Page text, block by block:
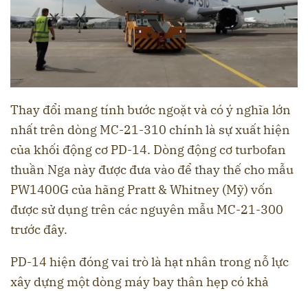
Thay đổi mang tính bước ngoặt và có ý nghĩa lớn
nhất trên dòng MC-21-310 chính là sự xuất hiện
của khối động cơ PD-14. Dòng động cơ turbofan
thuần Nga này được đưa vào để thay thế cho mẫu
PW1400G của hãng Pratt & Whitney (Mỹ) vốn
được sử dụng trên các nguyên mẫu MC-21-300
trước đây.
PD-14 hiện đóng vai trò là hạt nhân trong nỗ lực
xây dựng một dòng máy bay thân hẹp có khả